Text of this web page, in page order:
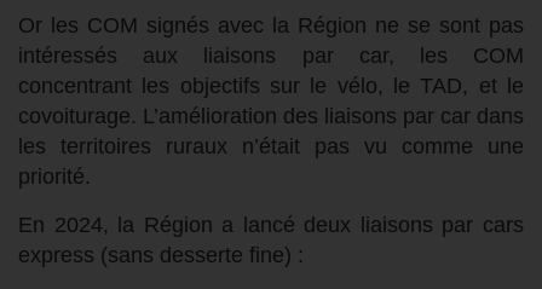
Or les COM signés avec la Région ne se sont pas
intéressés aux liaisons par car, les COM
concentrant les objectifs sur le vélo, le TAD, et le
covoiturage. L’amélioration des liaisons par car dans
les territoires ruraux n’était pas vu comme une
priorité.
En 2024, la Région a lancé deux liaisons par cars
express (sans desserte fine) :